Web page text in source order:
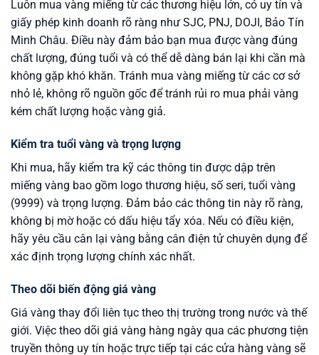
Luôn mua vàng miếng từ các thương hiệu lớn, có uy tín và
giấy phép kinh doanh rõ ràng như SJC, PNJ, DOJI, Bảo Tín
Minh Châu. Điều này đảm bảo bạn mua được vàng đúng
chất lượng, đúng tuổi và có thể dễ dàng bán lại khi cần mà
không gặp khó khăn. Tránh mua vàng miếng từ các cơ sở
nhỏ lẻ, không rõ nguồn gốc để tránh rủi ro mua phải vàng
kém chất lượng hoặc vàng giả.
Kiểm tra tuổi vàng và trọng lượng
Khi mua, hãy kiểm tra kỹ các thông tin được dập trên
miếng vàng bao gồm logo thương hiệu, số seri, tuổi vàng
(9999) và trọng lượng. Đảm bảo các thông tin này rõ ràng,
không bị mờ hoặc có dấu hiệu tẩy xóa. Nếu có điều kiện,
hãy yêu cầu cân lại vàng bằng cân điện tử chuyên dụng để
xác định trọng lượng chính xác nhất.
Theo dõi biến động giá vàng
Giá vàng thay đổi liên tục theo thị trường trong nước và thế
giới. Việc theo dõi giá vàng hàng ngày qua các phương tiện
truyền thông uy tín hoặc trực tiếp tại các cửa hàng vàng sẽ